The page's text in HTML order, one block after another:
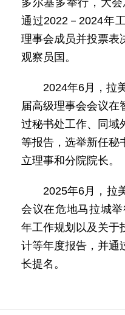
多尔基多举行，大会
通过2022－2024年
理事会成员并投票表
观察员国。
2024年6月，拉
届高级理事会会议在
过秘书处工作、同域
等报告，选举新任秘
立理事和分院院长。
2025年6月，拉
会议在危地马拉城
年工作规划以及关于
计等年度报告，并通
长提名。